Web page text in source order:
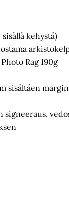
kehystä)
Rag 190g
sisältäen
signeeraus,